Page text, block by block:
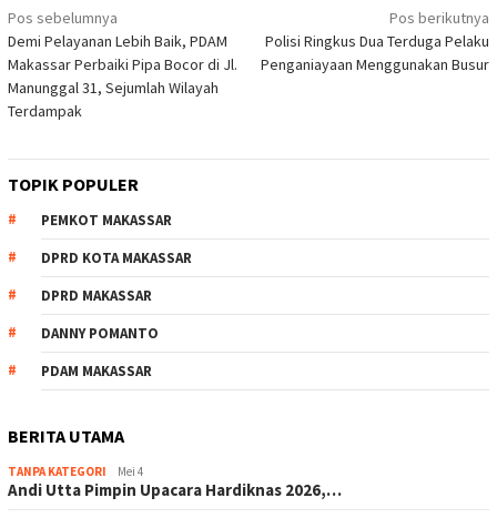
Navigasi
pos
Pos sebelumnya
Demi Pelayanan Lebih Baik, PDAM
Makassar Perbaiki Pipa Bocor di Jl.
Manunggal 31, Sejumlah Wilayah
Terdampak
Pos berikutnya
Polisi Ringkus Dua Terduga Pelaku
Penganiayaan Menggunakan Busur
TOPIK POPULER
PEMKOT MAKASSAR
DPRD KOTA MAKASSAR
DPRD MAKASSAR
DANNY POMANTO
PDAM MAKASSAR
BERITA UTAMA
TANPA KATEGORI Mei 4
Andi Utta Pimpin Upacara Hardiknas 2026,…